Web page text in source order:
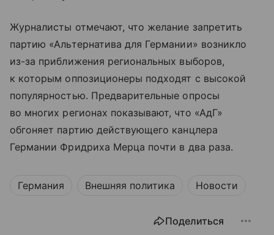
Журналисты отмечают, что желание запретить
партию «Альтернатива для Германии» возникло
из-за приближения региональных выборов,
к которым оппозиционеры подходят с высокой
популярностью. Предварительные опросы
во многих регионах показывают, что «АдГ»
обгоняет партию действующего канцлера
Германии Фридриха Мерца почти в два раза.
Германия Внешняя политика Новости
Поделиться